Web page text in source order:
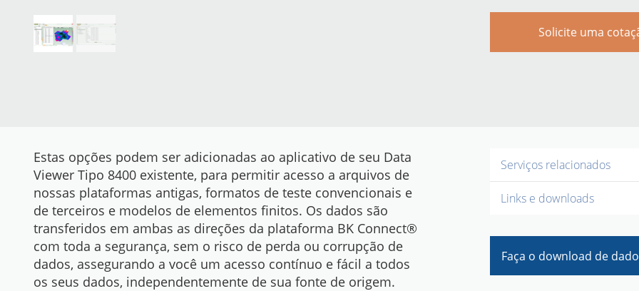
Solicite uma
Estas opções podem ser adicionadas ao aplicativo de seu Data
Viewer Tipo 8400 existente, para permitir acesso a arquivos de
nossas plataformas antigas, formatos de teste convencionais e
de terceiros e modelos de elementos finitos. Os dados são
transferidos em ambas as direções da plataforma BK Connect®
com toda a segurança, sem o risco de perda ou corrupção de
dados, assegurando a você um acesso contínuo e fácil a todos
os seus dados, independentemente de sua fonte de origem.
Serviços relacionados
Links e downloads
Faça o download de